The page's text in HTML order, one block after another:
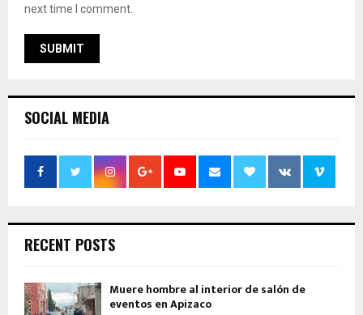
next time I comment.
SOCIAL MEDIA
RECENT POSTS
Muere hombre al interior de salón de
eventos en Apizaco